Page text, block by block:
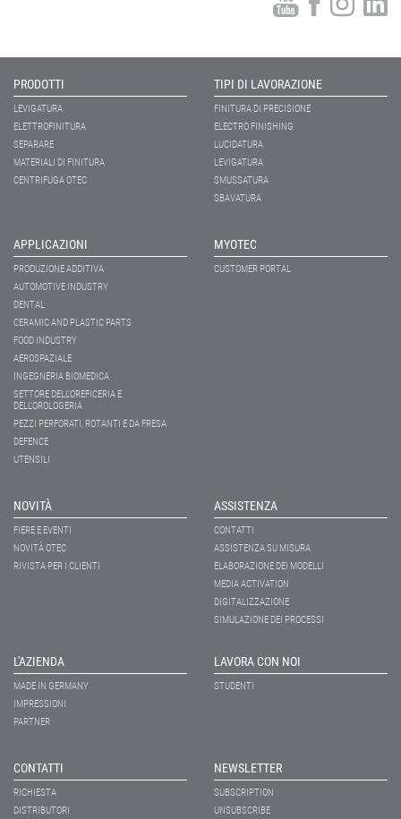
PRODOTTI
LEVIGATURA
ELETTROFINITURA
SEPARARE
MATERIALI DI FINITURA
CENTRIFUGA OTEC
TIPI DI LAVORAZIONE
FINITURA DI PRECISIONE
ELECTRO FINISHING
LUCIDATURA
LEVIGATURA
SMUSSATURA
SBAVATURA
APPLICAZIONI
PRODUZIONE ADDITIVA
AUTOMOTIVE INDUSTRY
DENTAL
CERAMIC AND PLASTIC PARTS
FOOD INDUSTRY
AEROSPAZIALE
INGEGNERIA BIOMEDICA
SETTORE DELL’OREFICERIA E
DELL’OROLOGERIA
PEZZI PERFORATI, ROTANTI E DA FRESA
DEFENCE
UTENSILI
MYOTEC
CUSTOMER PORTAL
NOVITÀ
FIERE E EVENTI
NOVITÀ OTEC
RIVISTA PER I CLIENTI
ASSISTENZA
CONTATTI
ASSISTENZA SU MISURA
ELABORAZIONE DEI MODELLI
MEDIA ACTIVATION
DIGITALIZZAZIONE
SIMULAZIONE DEI PROCESSI
L'AZIENDA
MADE IN GERMANY
IMPRESSIONI
PARTNER
LAVORA CON NOI
STUDENTI
CONTATTI
RICHIESTA
DISTRIBUTORI
NEWSLETTER
SUBSCRIPTION
UNSUBSCRIBE